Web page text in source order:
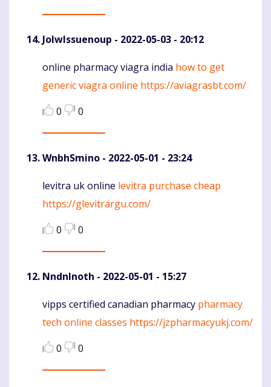
JolwIssuenoup - 2022-05-03 - 20:12
Komentaras
online pharmacy viagra india how to get
generic viagra online https://aviagrasbt.com/
0
0
WnbhSmino - 2022-05-01 - 23:24
Komentaras
levitra uk online levitra purchase cheap
https://glevitrargu.com/
0
0
NndnInoth - 2022-05-01 - 15:27
Komentaras
vipps certified canadian pharmacy pharmacy
tech online classes https://jzpharmacyukj.com/
0
0